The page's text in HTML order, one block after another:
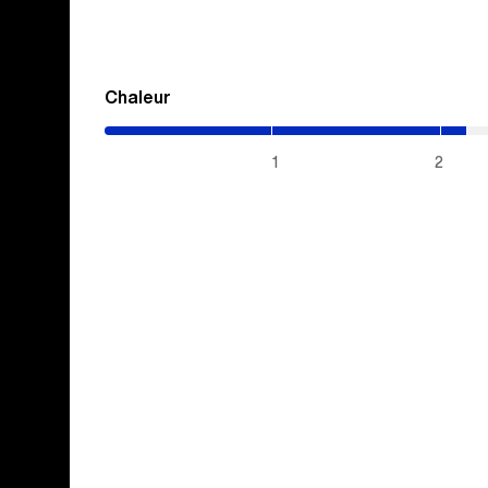
Chaleur
1 2